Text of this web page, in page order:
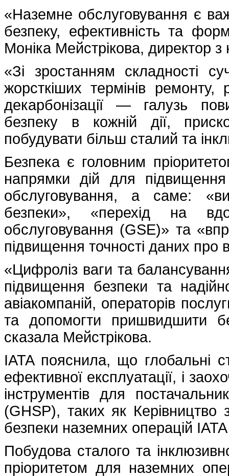
«Наземне обслуговування є
безпеку, ефективність та
Моніка Мейстрікова, директор
«Зі зростанням складності
жорсткіших термінів
декарбонізації — галузь
безпеку в кожній дії,
побудувати більш сталий та
Безпека є головним
напрямки дій для
обслуговування, а саме:
безпеки», «перехід на
обслуговування (GSE)» та
підвищення точності даних про
«Цифроліз ваги та
підвищення безпеки та
авіакомпаній, операторів
та допомогти пришвидшити
сказала Мейстрікова.
IATA пояснила, що глобальні
ефективної експлуатації, і
інструментів для
(GHSP), таких як
безпеки наземних операцій
Побудова сталого та
пріоритетом для наземних